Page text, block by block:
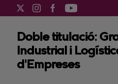
Doble titulació:
Industrial i
d'Empreses